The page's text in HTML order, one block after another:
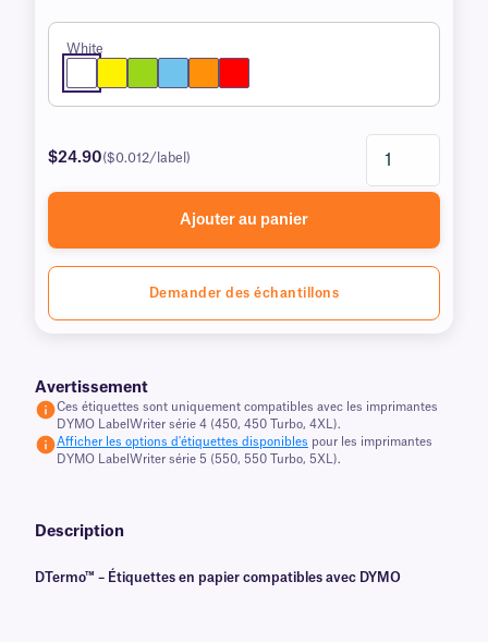
White
$24.90($0.012/label)
Ajouter au panier
Demander des échantillons
Avertissement
Ces étiquettes sont uniquement compatibles avec les imprimantes
DYMO LabelWriter série 4 (450, 450 Turbo, 4XL).
Afficher les options d'étiquettes disponibles pour les imprimantes
DYMO LabelWriter série 5 (550, 550 Turbo, 5XL).
Description
DTermo™ – Étiquettes en papier compatibles avec DYMO